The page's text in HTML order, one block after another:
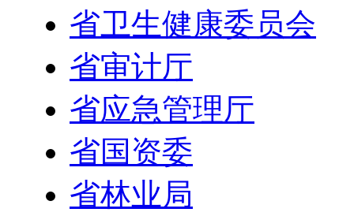
省卫生健康委员会
省审计厅
省应急管理厅
省国资委
省林业局